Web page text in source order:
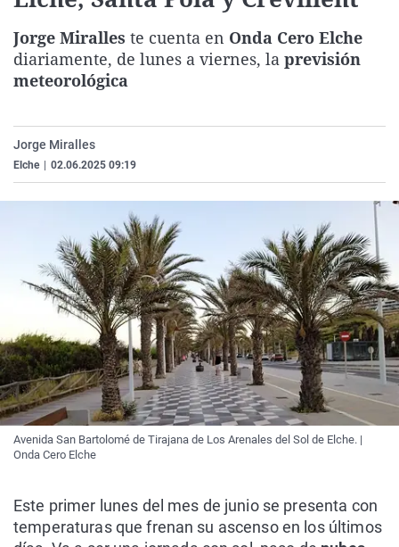
Gente viajera
Retornados
Galicia
Televisión
Jorge Miralles te cuenta en Onda Cero Elche
diariamente, de lunes a viernes, la previsión
meteorológica
Jorge Miralles
Elche 02.06.2025 09:19
Avenida San Bartolomé de Tirajana de Los Arenales del Sol de Elche. |
Onda Cero Elche
Este primer lunes del mes de junio se presenta con
temperaturas que frenan su ascenso en los últimos